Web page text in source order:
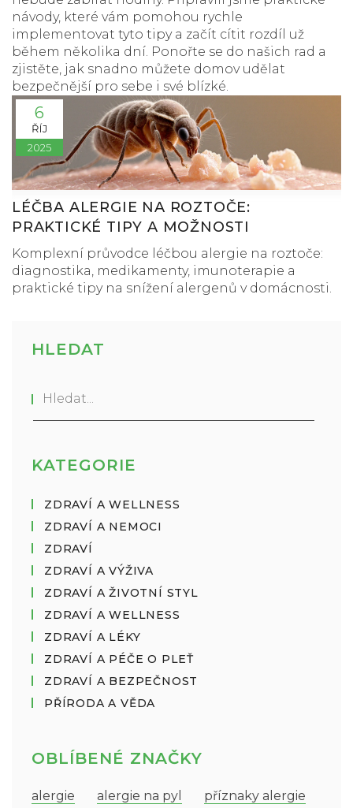
návody, které vám pomohou rychle
implementovat tyto tipy a začít cítit rozdíl už
během několika dní. Ponořte se do našich rad a
zjistěte, jak snadno můžete domov udělat
bezpečnější pro sebe i své blízké.
6
ŘÍJ
2025
LÉČBA ALERGIE NA ROZTOČE:
PRAKTICKÉ TIPY A MOŽNOSTI
Komplexní průvodce léčbou alergie na roztoče:
diagnostika, medikamenty, imunoterapie a
praktické tipy na snížení alergenů v domácnosti.
HLEDAT
KATEGORIE
ZDRAVÍ A WELLNESS
ZDRAVÍ A NEMOCI
ZDRAVÍ
ZDRAVÍ A VÝŽIVA
ZDRAVÍ A ŽIVOTNÍ STYL
ZDRAVÍ A WELLNESS
ZDRAVÍ A LÉKY
ZDRAVÍ A PÉČE O PLEŤ
ZDRAVÍ A BEZPEČNOST
PŘÍRODA A VĚDA
OBLÍBENÉ ZNAČKY
alergie alergie na pyl
příznaky alergie